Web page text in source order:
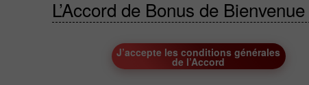
L’Accord de Bonus de
J’accepte les conditions générales
de l’Accord